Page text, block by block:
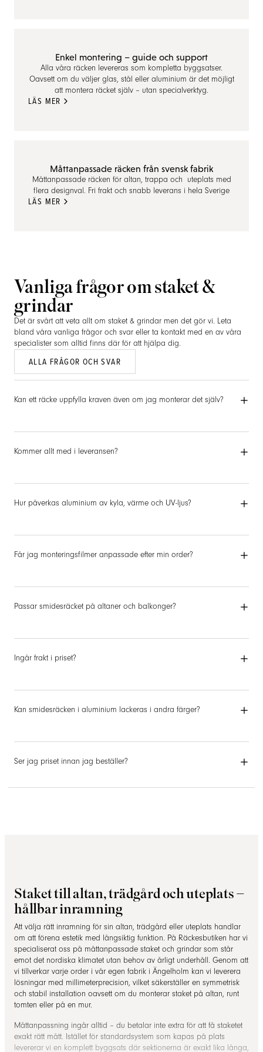
Enkel montering – guide och support
Alla våra räcken levereras som kompletta byggsatser.
Oavsett om du väljer glas, stål eller aluminium är det möjligt
att montera räcket själv – utan specialverktyg.
LÄS MER
Måttanpassade räcken från svensk fabrik
Måttanpassade räcken för altan, trappa och uteplats med
flera designval. Fri frakt och snabb leverans i hela Sverige
LÄS MER
Vanliga frågor omstaket &
grindar
Det är svårt att veta allt om staket & grindar men det gör vi. Leta
bland våra vanliga frågor och svar eller ta kontakt med en av våra
specialister som alltid finns där för att hjälpa dig.
ALLA FRÅGOR OCH SVAR
Kan ett räcke uppfylla kraven även om jag monterar det själv?
Kommer allt med i leveransen?
Hur påverkas aluminium av kyla, värme och UV-ljus?
Får jag monteringsfilmer anpassade efter min order?
Passar smidesräcket på altaner och balkonger?
Ingår frakt i priset?
Kan smidesräcken i aluminium lackeras i andra färger?
Ser jag priset innan jag beställer?
Staket till altan, trädgård och uteplats –
hållbar inramning
Att välja rätt inramning för sin altan, trädgård eller uteplats handlar
om att förena estetik med långsiktig funktion. På Räckesbutiken har vi
specialiserat oss på måttanpassade staket och grindar som står
emot det nordiska klimatet utan behov av årligt underhåll. Genom att
vi tillverkar varje order i vår egen fabrik i Ängelholm kan vi leverera
lösningar med millimeterprecision, vilket säkerställer en symmetrisk
och stabil installation oavsett om du monterar staket på altan, runt
tomten eller på en mur.
Måttanpassning ingår alltid – du betalar inte extra för att få staketet
exakt rätt mått. Istället för standardsystem som kapas på plats
levererar vi en komplett byggsats där sektionerna är exakt lika långa,